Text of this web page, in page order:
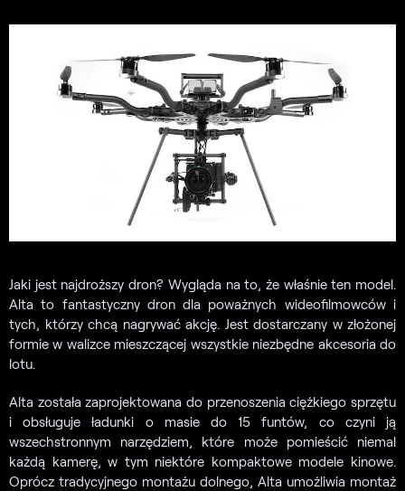
Jaki jest najdroższy dron? Wygląda na to, że właśnie ten model.
Alta to fantastyczny dron dla poważnych wideofilmowców i
tych, którzy chcą nagrywać akcję. Jest dostarczany w złożonej
formie w walizce mieszczącej wszystkie niezbędne akcesoria do
lotu.
Alta została zaprojektowana do przenoszenia ciężkiego sprzętu
i obsługuje ładunki o masie do 15 funtów, co czyni ją
wszechstronnym narzędziem, które może pomieścić niemal
każdą kamerę, w tym niektóre kompaktowe modele kinowe.
Oprócz tradycyjnego montażu dolnego, Alta umożliwia montaż